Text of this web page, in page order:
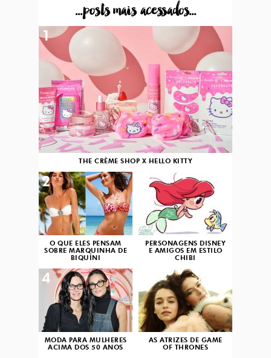
...posts mais acessados...
THE CRÈME SHOP X HELLO KITTY
1
O QUE ELES PENSAM
SOBRE MARQUINHA DE
BIQUÍNI
2
PERSONAGENS DISNEY
E AMIGOS EM ESTILO
CHIBI
3
MODA PARA MULHERES
ACIMA DOS 50 ANOS
4
AS ATRIZES DE GAME
OF THRONES